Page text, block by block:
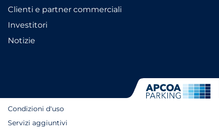
Clienti e partner commerciali
Investitori
Notizie
Condizioni d'uso
Servizi aggiuntivi